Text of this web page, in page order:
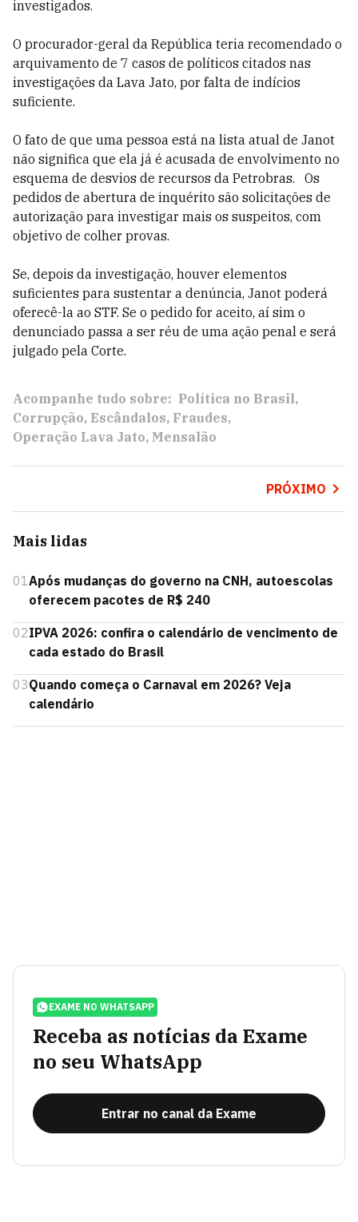
investigados.
O procurador-geral da República teria recomendado o
arquivamento de 7 casos de políticos citados nas
investigações da Lava Jato, por falta de indícios
suficiente.
O fato de que uma pessoa está na lista atual de Janot
não significa que ela já é acusada de envolvimento no
esquema de desvios de recursos da Petrobras. Os
pedidos de abertura de inquérito são solicitações de
autorização para investigar mais os suspeitos, com
objetivo de colher provas.
Se, depois da investigação, houver elementos
suficientes para sustentar a denúncia, Janot poderá
oferecê-la ao STF. Se o pedido for aceito, aí sim o
denunciado passa a ser réu de uma ação penal e será
julgado pela Corte.
Acompanhe tudo sobre: Política no Brasil
Corrupção Escândalos Fraudes
Operação Lava Jato Mensalão
PRÓXIMO
Mais lidas
01Após mudanças do governo na CNH, autoescolas
oferecem pacotes de R$ 240
02IPVA 2026: confira o calendário de vencimento de
cada estado do Brasil
03Quando começa o Carnaval em 2026? Veja
calendário
EXAME NO WHATSAPP
Receba as notícias da Exame
no seu WhatsApp
Entrar no canal da Exame